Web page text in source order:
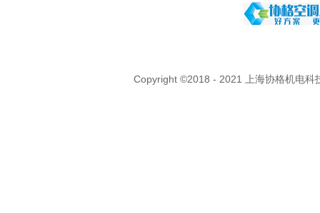
Copyright ©2018 - 2021 上海协格机电